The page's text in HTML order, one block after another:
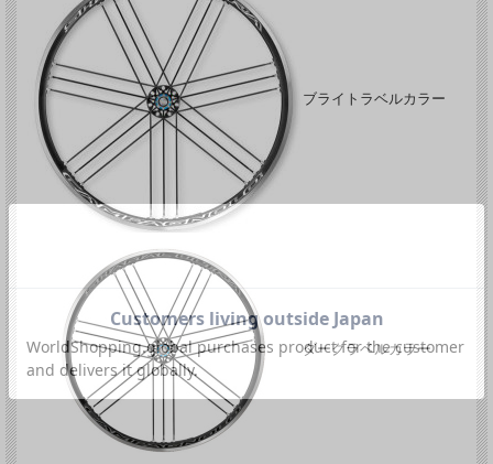
バイクホイールです。
昨今のトレンドであるワイドタイヤに対応すべく、 内幅を15mmから17mmに広げ
た「C17サイズ」のリムを与えられモデルチェンジを果たしました。
最適な路面追従性能と反応性を導き出す後輪の「MEGA G3 アルミ製スポーク」と
「ワイドフランジ」、前後ハブに高級感があり軽量な「カーボンハブ」を採用して
います。
また、ベアリングには摩擦係数を低減させ滑らかさを長時間維持する「USBセラミ
ックボール」を装備しています。
前後カーボン製ハブ、USBセラミックベアリング仕様は今までのシャマルと同じな
がら、「SHAMAL ULTRA C17」のフロントハブは細くなり、ボールベアリングの
数は15コから13コに減り、軽量化されています。
PEO表面処理をし、軽量化された「シマノHG BODY」が採用されています。
「クリンチャータイヤ」用ホイールです。
対応タイヤ：クリンチャー
指定タイヤ幅：25～50mm
リム素材：アルミ製トリプル切削、C17
リム高：F/26mm、R/30mm
リム幅：22.6mm
ハブ：前後カーボンシェル/アルミボディ
ベアリング：USBセラミックベアリング
スポーク：アルミ エアロ
スポーク本数：F/16本 R/21本(MEGA G3)
フリーボディー：シマノ 9/10/11/12s
ブライトラベルカラー
ダークラベルカラー